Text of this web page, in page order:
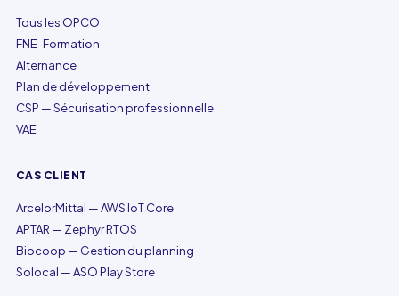
Tous les OPCO
FNE-Formation
Alternance
Plan de développement
CSP — Sécurisation professionnelle
VAE
CAS CLIENT
ArcelorMittal — AWS IoT Core
APTAR — Zephyr RTOS
Biocoop — Gestion du planning
Solocal — ASO Play Store